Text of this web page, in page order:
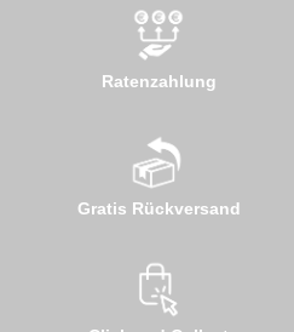
Ratenzahlung
Gratis Rückversand